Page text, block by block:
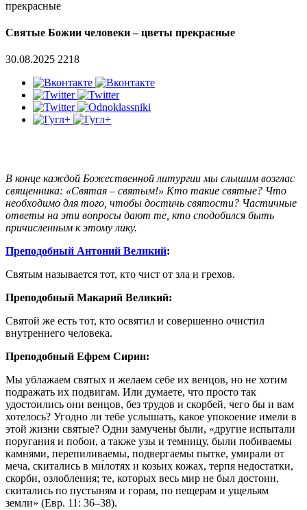
прекрасные
Святые Божии человеки – цветы прекрасные
30.08.2025 2218
В конце каждой Божественной литургии мы слышим возглас
священника: «Святая – святым!» Кто такие святые? Что
необходимо для того, чтобы достичь святости? Частичные
ответы на эти вопросы дают те, кто сподобился быть
причисленным к этому лику.
Преподобный Антоний Великий:
Святым называется тот, кто чист от зла и грехов.
Преподобный Макарий Великий:
Святой же есть тот, кто освятил и совершенно очистил
внутреннего человека.
Преподобный Ефрем Сирин:
Мы ублажаем святых и желаем себе их венцов, но не хотим
подражать их подвигам. Или думаете, что просто так
удостоились они венцов, без трудов и скорбей, чего бы и вам
хотелось? Угодно ли тебе услышать, какое упокоение имели в
этой жизни святые? Одни замучены были, «другие испытали
поругания и побои, а также узы и темницу, были побиваемы
камнями, перепиливаемы, подвергаемы пытке, умирали от
меча, скитались в ми́лотях и козьих кожах, терпя недостатки,
скорби, озлобления; те, которых весь мир не был достоин,
скитались по пустыням и горам, по пещерам и ущельям
земли» (Евр. 11: 36–38).